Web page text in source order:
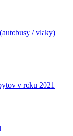
/ vlaky)
v roku 2021